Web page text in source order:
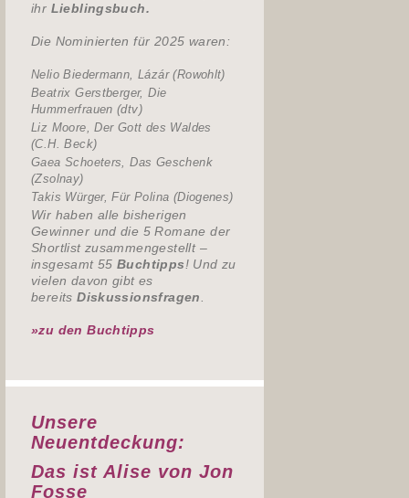
ihr Lieblingsbuch.
Die Nominierten für 2025 waren:
Nelio Biedermann, Lázár (Rowohlt)
Beatrix Gerstberger, Die
Hummerfrauen (dtv)
Liz Moore, Der Gott des Waldes
(C.H. Beck)
Gaea Schoeters, Das Geschenk
(Zsolnay)
Takis Würger, Für Polina (Diogenes)
Wir haben alle bisherigen
Gewinner und die 5 Romane der
Shortlist zusammengestellt –
insgesamt 55Buchtipps! Und zu
vielen davon gibt es
bereitsDiskussionsfragen
»zu den Buchtipps
Unsere
Neuentdeckung:
Das ist Alise von Jon
Fosse